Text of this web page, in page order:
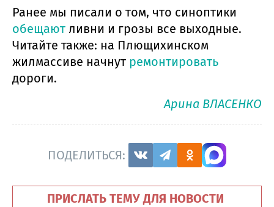
Ранее мы писали о том, что синоптики
обещают ливни и грозы все выходные.
Читайте также: на Плющихинском
жилмассиве начнут ремонтировать
дороги.
Арина ВЛАСЕНКО
ПОДЕЛИТЬСЯ:
ПРИСЛАТЬ ТЕМУ ДЛЯ НОВОСТИ